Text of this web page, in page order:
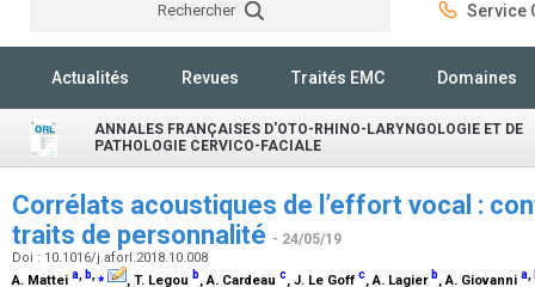
Rechercher Service
Actualités Revues Traités EMC Domaines
ANNALES FRANÇAISES D'OTO-RHINO-LARYNGOLOGIE ET DE
PATHOLOGIE CERVICO-FACIALE
Corrélats acoustiques de l’effort vocal :
traits de personnalité - 24/05/19
Doi : 10.1016/j.aforl.2018.10.008
A. Mattei a, b,⁎ , T. Legou b, A. Cardeau c, J. Le Goff c, A. Lagier b, A. Giovanni a,